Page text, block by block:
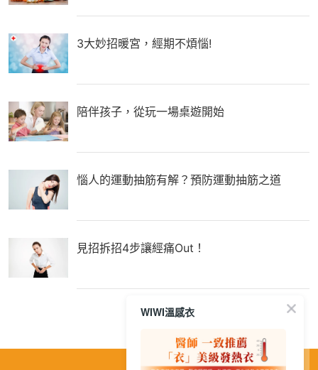
3大妙招暖宮，經期不煩惱!
陪伴孩子，從玩一場桌遊開始
惱人的運動抽筋有解？預防運動抽筋之道
見招拆招4步讓經痛Out！
WIWI溫感衣